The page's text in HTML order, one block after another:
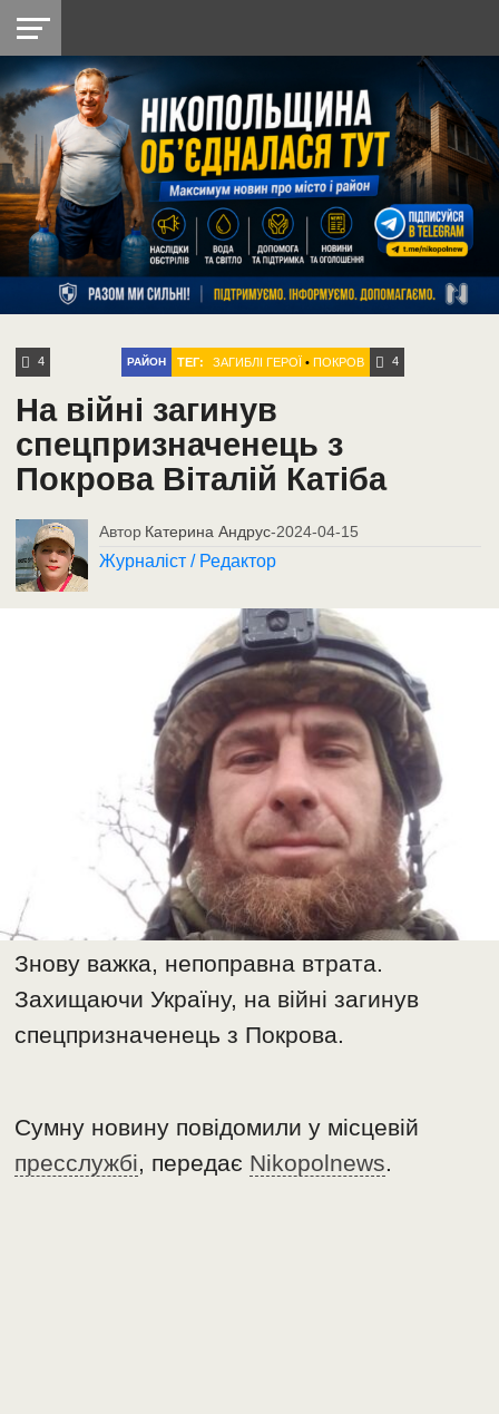
НІКОПОЛЬ
РАЙОН
СІЧЕСЛАВСЬКА
УКРАЇНА
РЕТРО
НІКОПОЛЬ
ЛАЙТ
УКРАЇНА
ДОПОМОГА
РАДІО
4 РАЙОН ТЕГ: ЗАГИБЛІ ГЕРОЇ •ПОКРОВ 4
На війні загинув
спецпризначенець з
Покрова Віталій Катіба
Автор Катерина Андрус-2024-04-15
Журналіст / Редактор
Знову важка, непоправна втрата.
Захищаючи Україну, на війні загинув
спецпризначенець з Покрова.
Сумну новину повідомили у місцевій
пресслужбі, передає Nikopolnews.